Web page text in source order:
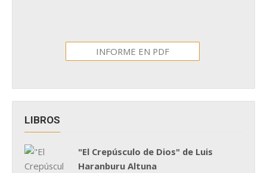
INFORME EN PDF
LIBROS
"El Crepúsculo de Dios" de Luis
Haranburu Altuna